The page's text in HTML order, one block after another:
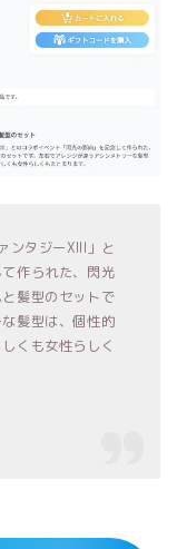
ンタジーXIII」と
作られた、閃光
髪型のセットで
髪型は、個性的
くも女性らしく